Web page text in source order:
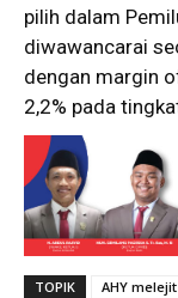
pilih dalam
diwawancarai
dengan margin
2,2% pada
TOPIK AHY